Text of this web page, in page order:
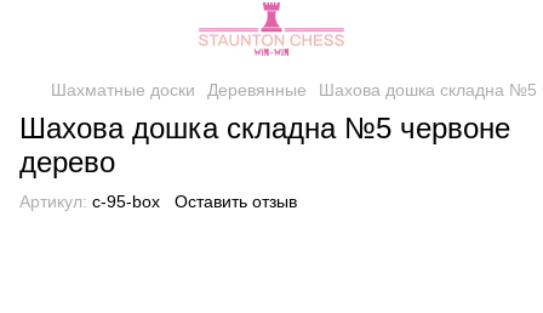
Шахматные доски Деревянные Шахова дошка складна №5
Шахова дошка складна №5 червоне
дерево
Артикул: c-95-box Оставить отзыв